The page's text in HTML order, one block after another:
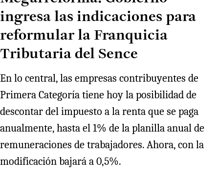
ingresa las indicaciones para
reformular la Franquicia
Tributaria del Sence
En lo central, las empresas contribuyentes de
Primera Categoría tiene hoy la posibilidad de
descontar del impuesto a la renta que se paga
anualmente, hasta el 1% de la planilla anual de
remuneraciones de trabajadores. Ahora, con la
modificación bajará a 0,5%.